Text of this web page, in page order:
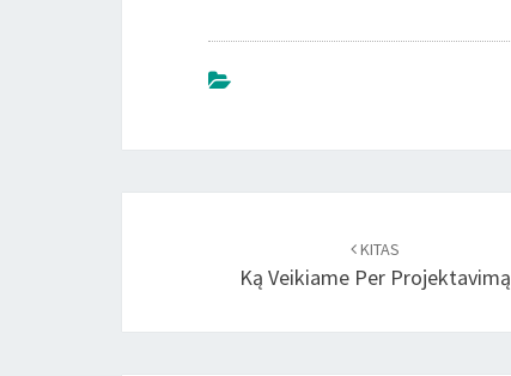
KITAS
Ką Veikiame Per Projektavimą